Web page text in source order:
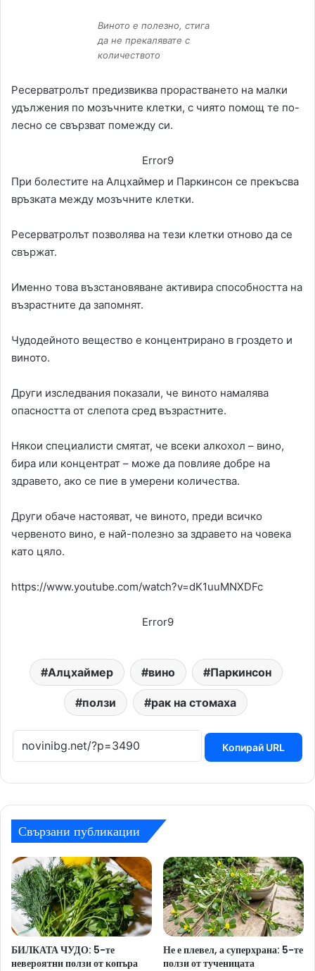
Виното е полезно, стига
да не прекалявате с
количеството
Ресерватролът предизвиква прорастването на малки
удължения по мозъчните клетки, с чиято помощ те по-
лесно се свързват помежду си.
Error9
При болестите на Алцхаймер и Паркинсон се прекъсва
връзката между мозъчните клетки.
Ресерватролът позволява на тези клетки отново да се
свържат.
Именно това възстановяване активира способността на
възрастните да запомнят.
Чудодейното вещество е концентрирано в гроздето и
виното.
Други изследвания показали, че виното намалява
опасността от слепота сред възрастните.
Някои специалисти смятат, че всеки алкохол – вино,
бира или концентрат – може да повлияе добре на
здравето, ако се пие в умерени количества.
Други обаче настояват, че виното, преди всичко
червеното вино, е най-полезно за здравето на човека
като цяло.
https://www.youtube.com/watch?v=dK1uuMNXDFc
Error9
Алцхаймер вино Паркинсон
ползи рак на стомаха
Копирай URL
Свързани публикации
БИЛКАТА ЧУДО: 5-те
невероятни ползи от копъра
Не е плевел, а суперхрана: 5-те
ползи от тученицата